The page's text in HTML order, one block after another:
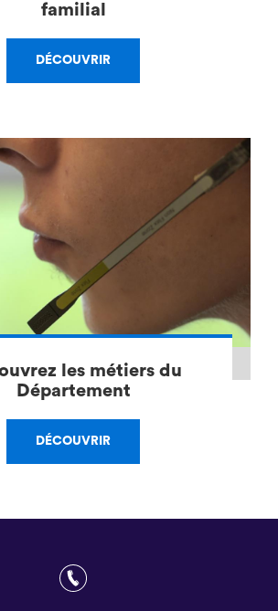
familial
DÉCOUVRIR
les métiers du
Département
DÉCOUVRIR